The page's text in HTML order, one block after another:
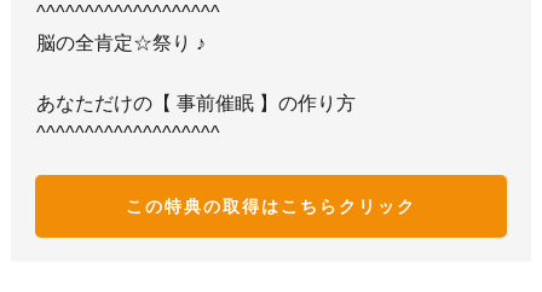
^^^^^^^^^^^^^^^^^^^
脳の全肯定☆祭り ♪
あなただけの【 事前催眠 】の作り方
^^^^^^^^^^^^^^^^^^^
この特典の取得はこち らクリック